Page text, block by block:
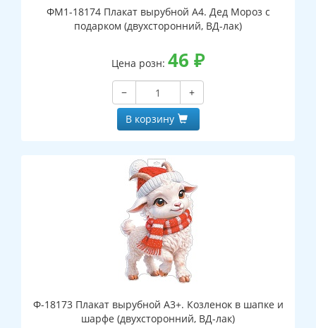
ФМ1-18174 Плакат вырубной А4. Дед Мороз с
подарком (двухсторонний, ВД-лак)
Цена розн: 46 ₽
−
+
В корзину
Ф-18173 Плакат вырубной А3+. Козленок в шапке и
шарфе (двухсторонний, ВД-лак)